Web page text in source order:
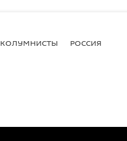
КОЛУМНИСТЫ РОССИЯ